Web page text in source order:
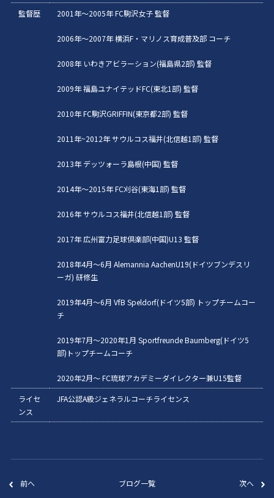
監督歴
2001年〜2005年 FC駒沢女子 監督
2006年〜2007年 横浜F・マリノス育成普及部 コーチ
2008年 いわきアビラーション(福島県2部) 監督
2009年 福島ユナイテッドFC(東北1部) 監督
2010年 FC駒沢GRIFFIN(東京都2部) 監督
2011年~2012年 サウルコス福井(北信越1部) 監督
2013年 デッツォーラ島根(中国) 監督
2014年〜2015年 FC刈谷(東海1部) 監督
2016年 サウルコス福井(北信越1部) 監督
2017年 広州富力足球倶楽部(中国)U13 監督
2018年4月〜6月 Alemannia AachenU19(ドイツブンデスリ
ーガ) 研修生
2019年4月〜6月 VfB Speldorf(ドイツ5部) トップチームコー
チ
2019年7月〜2020年1月 Sportfreunde Baumberg(ドイツ5
部)トップチームコーチ
2020年2月〜 FC琉球アカデミーダイレクター兼U15監督
ライセ
ンス
JFA公認A級ジェネラルコーチライセンス
前へ ブログ一覧 次へ